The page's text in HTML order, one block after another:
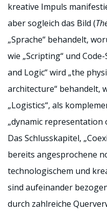
kreative Impuls
aber sogleich das Bild (
„Sprache“ behandelt,
wie „Scripting“ und
and Logic“ wird „the
architecture“ behandelt,
„Logistics“, als
„dynamic representation
Das Schlusskapitel,
bereits angesprochene
technologischem und
sind aufeinander
durch zahlreiche